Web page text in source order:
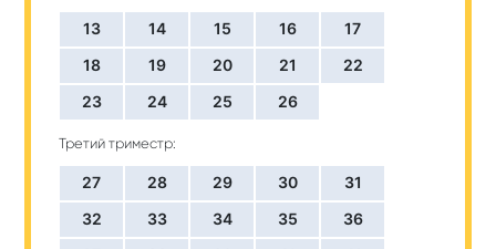
13 14 15 16
17
18
19 20 21
22
23
24 25 26
Третий триместр:
27 28 29 30
31
32
33 34 35
36